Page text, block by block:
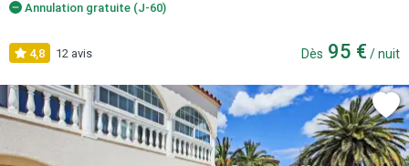
Annulation gratuite (J-60)
4,8 12 avis Dès 95 € / nuit